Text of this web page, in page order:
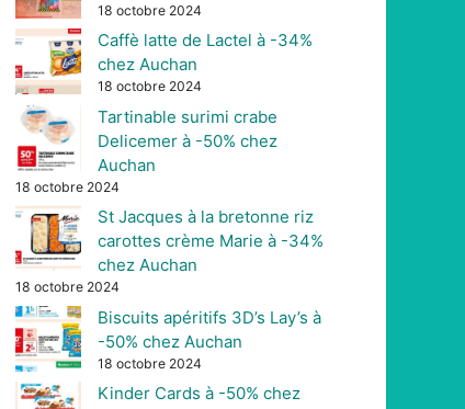
18 octobre 2024
Caffè latte de Lactel à -34%
chez Auchan
18 octobre 2024
Tartinable surimi crabe
Delicemer à -50% chez
Auchan
18 octobre 2024
St Jacques à la bretonne riz
carottes crème Marie à -34%
chez Auchan
18 octobre 2024
Biscuits apéritifs 3D’s Lay’s à
-50% chez Auchan
18 octobre 2024
Kinder Cards à -50% chez